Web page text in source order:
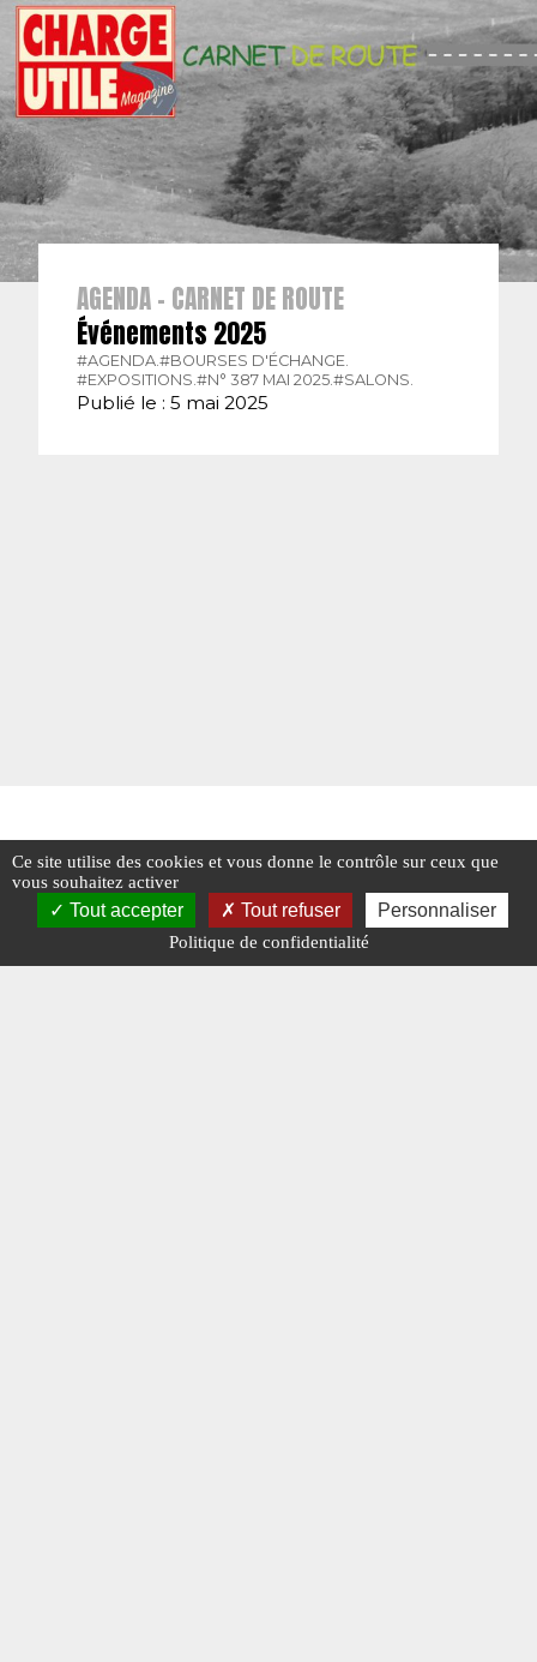
AGENDA - CARNET DE ROUTE
Événements 2025
#AGENDA. #BOURSES D'ÉCHANGE.
#EXPOSITIONS. #N° 387 MAI 2025. #SALONS.
Publié le : 5 mai 2025
Ce site utilise des cookies et vous donne le contrôle sur ceux que
vous souhaitez activer
Tout accepter Tout refuser Personnaliser
Politique de confidentialité